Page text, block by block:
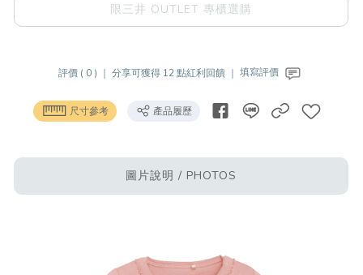
限三井 OUTLET 專櫃選購
評價 ( 0 ) ｜分享可獲得 12 點紅利回饋 ｜填寫評價
尺寸參考 產品履歷
圖片說明 / PHOTOS